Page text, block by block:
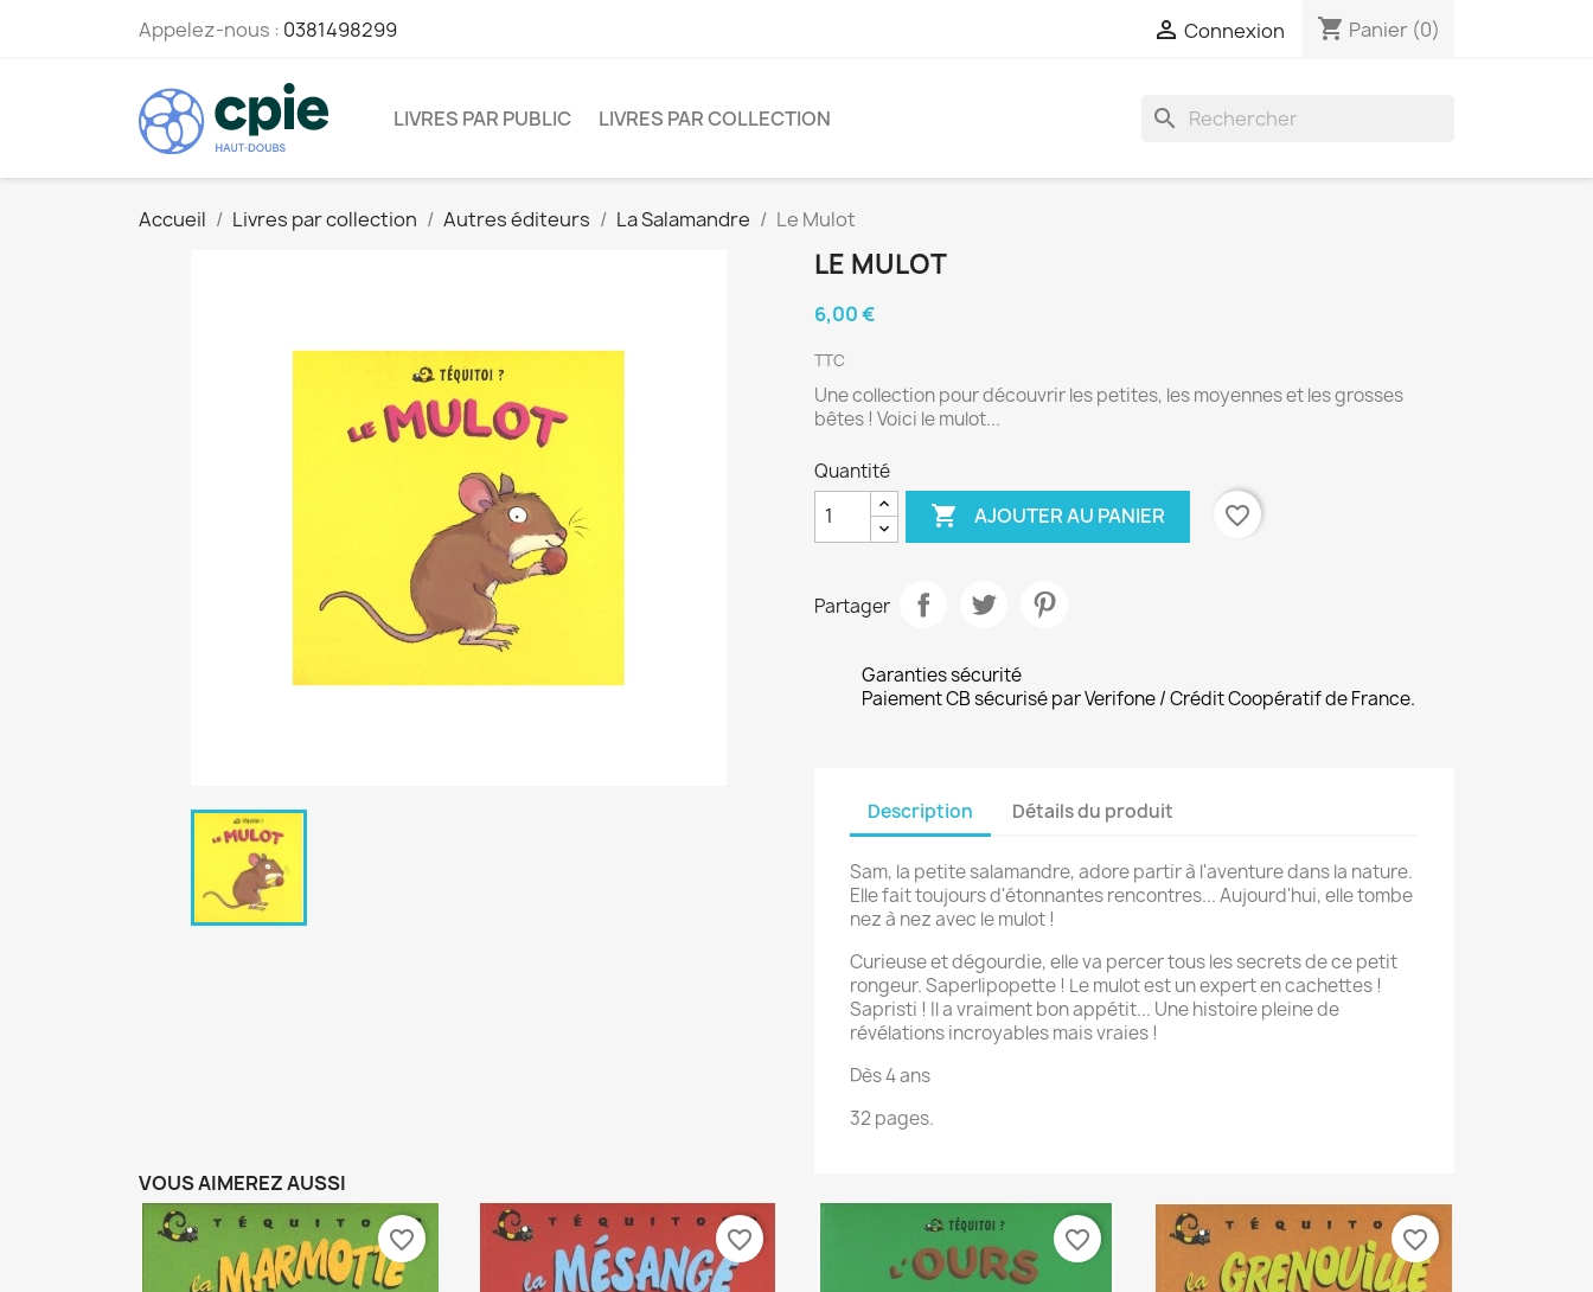
Appelez-nous : 0381498299  Connexion shopping_cart Panier (0)
LIVRES PAR PUBLIC LIVRES PAR COLLECTION search
Accueil Livres par collection Autres éditeurs La Salamandre Le Mulot
LE MULOT
6,00 €
TTC
Une collection pour découvrir les petites, les moyennes et les grosses
bêtes ! Voici le mulot...
Quantité
 AJOUTER AU PANIER favorite_border
Partager
Garanties sécurité
Paiement CB sécurisé par Verifone / Crédit Coopératif de France.
Description Détails du produit
Sam, la petite salamandre, adore partir à l'aventure dans la nature.
Elle fait toujours d'étonnantes rencontres... Aujourd'hui, elle tombe
nez à nez avec le mulot !
Curieuse et dégourdie, elle va percer tous les secrets de ce petit
rongeur. Saperlipopette ! Le mulot est un expert en cachettes !
Sapristi ! Il a vraiment bon appétit... Une histoire pleine de
révélations incroyables mais vraies !
Dès 4 ans
32 pages.
VOUS AIMEREZ AUSSI
favorite_border favorite_border favorite_border favorite_border